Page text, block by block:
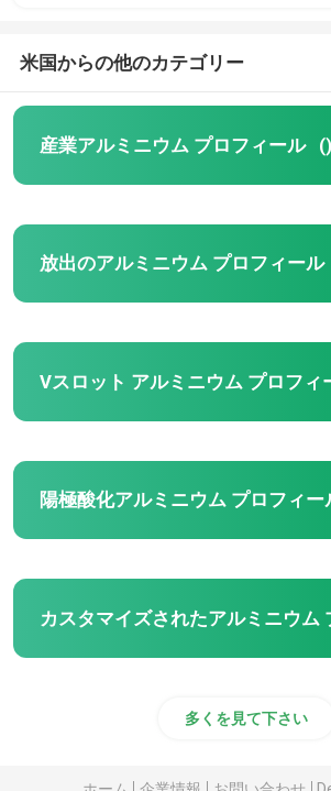
米国からの他のカテゴリー
産業アルミニウム プロフィール ()
放出のアルミニウム プロフィール
Vスロット アルミニウム プロフィ
陽極酸化アルミニウム プロフィー
多くを見て下さい